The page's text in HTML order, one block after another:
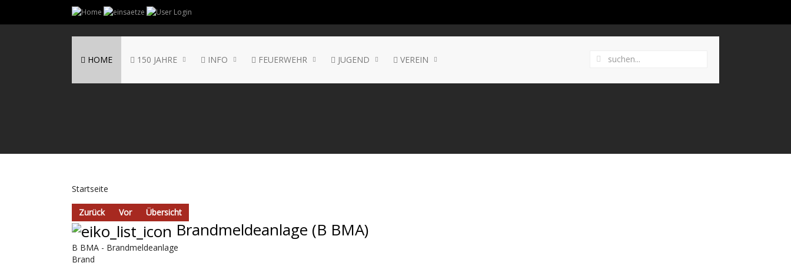
HOME 150 JAHRE INFO FEUERWEHR JUGEND VEREIN
Startseite
Zurück Vor Übersicht
Brandmeldeanlage (B BMA)
B BMA - Brandmeldeanlage
Brand